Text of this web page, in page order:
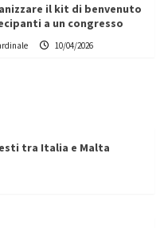
il kit di benvenuto
a un congresso
10/04/2026
tra Italia e Malta